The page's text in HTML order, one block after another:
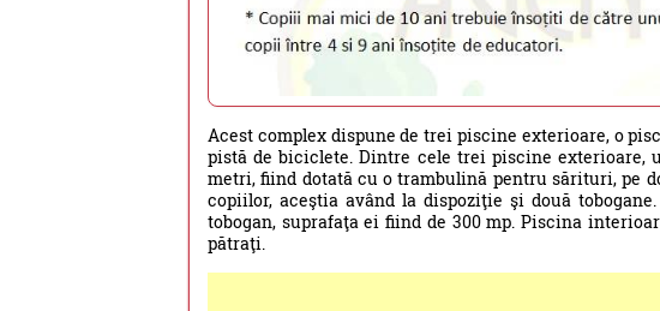
Acest complex dispune de trei piscine exterioare, o
pistă de biciclete. Dintre cele trei piscine exterioare,
metri, fiind dotată cu o trambulină pentru sărituri, pe
copiilor, aceştia având la dispoziţie şi două
tobogan, suprafaţa ei fiind de 300 mp. Piscina
pătraţi.